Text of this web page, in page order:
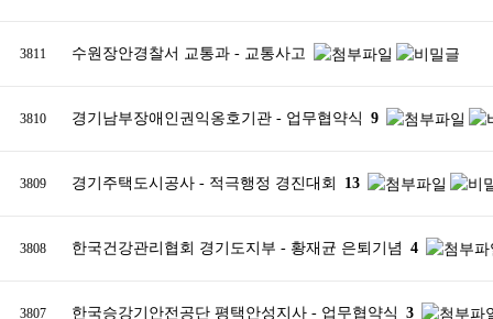
3811 수원장안경찰서 교통과 - 교통사고
3810 경기남부장애인권익옹호기관 - 업무협약식 9
3809 경기주택도시공사 - 적극행정 경진대회 13
3808 한국건강관리협회 경기도지부 - 황재균 은퇴기념 4
3807 한국승강기안전공단 평택안성지사 - 업무협약식 3